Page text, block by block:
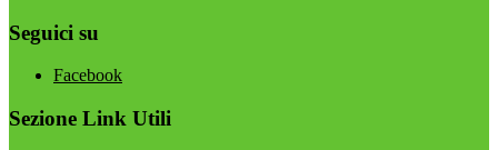
Seguici su
Facebook
Sezione Link Utili